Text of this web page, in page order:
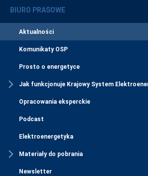
BIURO PRASOWE
Aktualności
Komunikaty OSP
Prosto o energetyce
Jak funkcjonuje Krajowy System
Opracowania eksperckie
Podcast
Elektroenergetyka
Materiały do pobrania
Newsletter